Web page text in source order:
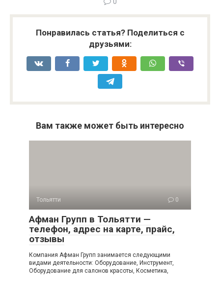
Понравилась статья? Поделиться с
друзьями:
Вам также может быть интересно
Тольятти 0
Афман Групп в Тольятти —
телефон, адрес на карте, прайс,
отзывы
Компания Афман Групп занимается следующими
видами деятельности: Оборудование, Инструмент,
Оборудование для салонов красоты, Косметика,